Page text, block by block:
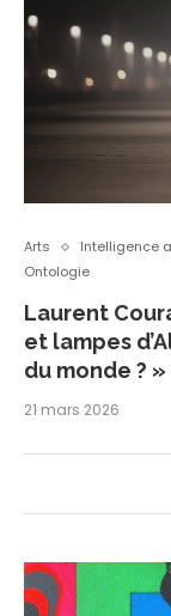
Arts Intelligence
Ontologie
Laurent
et lampes
du monde ? »
21 mars 2026